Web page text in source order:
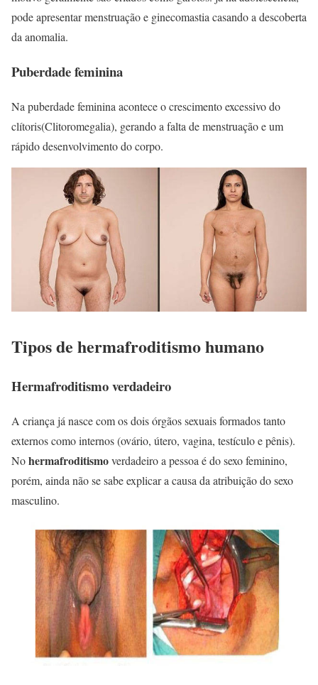
pode apresentar menstruação e ginecomastia casando a descoberta
da anomalia.
Puberdade feminina
Na puberdade feminina acontece o crescimento excessivo do
clítoris(Clitoromegalia), gerando a falta de menstruação e um
rápido desenvolvimento do corpo.
Tipos de hermafroditismo humano
Hermafroditismo verdadeiro
A criança já nasce com os dois órgãos sexuais formados tanto
externos como internos (ovário, útero, vagina, testículo e pênis).
Nohermafroditismoverdadeiro a pessoa é do sexo feminino,
porém, ainda não se sabe explicar a causa da atribuição do sexo
masculino.